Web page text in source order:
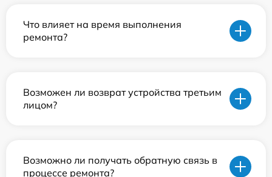
Что влияет на время выполнения
ремонта?
Возможен ли возврат устройства третьим
лицом?
Возможно ли получать обратную связь в
процессе ремонта?